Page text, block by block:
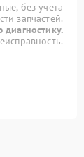
без учета
запчастей.
диагностику.